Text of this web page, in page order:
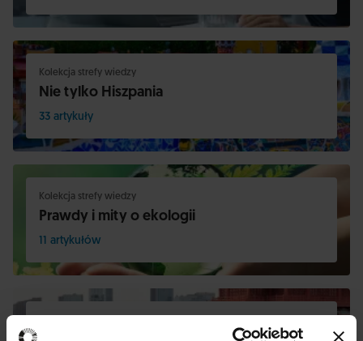
Kolekcja strefy wiedzy
Nie tylko Hiszpania
33 artykuły
Kolekcja strefy wiedzy
Prawdy i mity o ekologii
11 artykułów